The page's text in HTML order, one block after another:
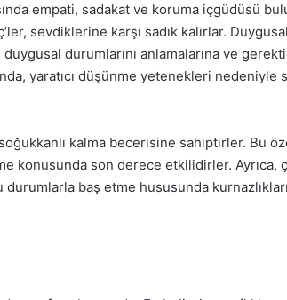
empati, sadakat ve koruma içgüdüsü
sevdiklerine karşı sadık kalırlar.
duygusal durumlarını anlamalarına ve
yaratıcı düşünme yetenekleri nedeniyle
soğukkanlı kalma becerisine sahiptirler. Bu
konusunda son derece etkilidirler. Ayrıca,
baş etme hususunda